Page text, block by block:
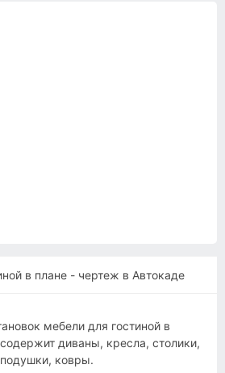
в плане - чертеж в Автокаде
мебели для гостиной в
диваны, кресла, столики,
ковры.